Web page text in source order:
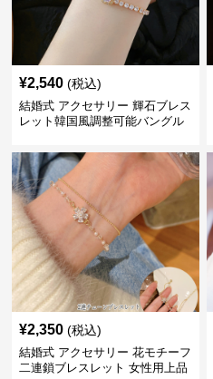
¥2,540 (税込)
結婚式 アクセサリー 輝石ブレス
レット韓国風調整可能バングル
¥2,350 (税込)
結婚式 アクセサリー 花モチーフ
二連鎖ブレスレット 女性用上品